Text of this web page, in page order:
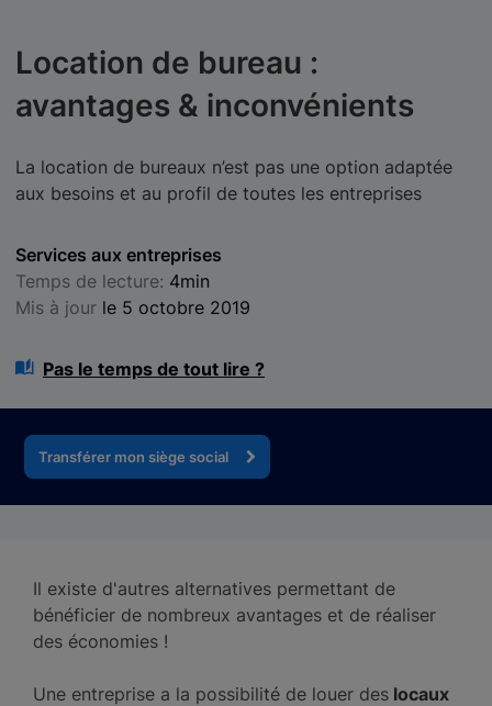
Location de bureau :
avantages & inconvénients
La location de bureaux n’est pas une option adaptée
aux besoins et au profil de toutes les entreprises
Services aux entreprises
Temps de lecture: 4min
Mis à jour le 5 octobre 2019
Pas le temps de tout lire ?
Transférer mon siège social
Il existe d'autres alternatives permettant de
bénéficier de nombreux avantages et de réaliser
des économies !
Une entreprise a la possibilité de louer des locaux